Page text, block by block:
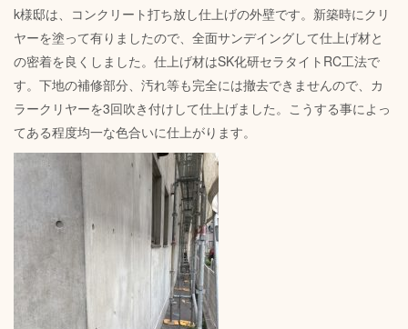
k様邸は、コンクリート打ち放し仕上げの外壁です。新築時にクリ
ヤーを塗って有りましたので、全面サンデイングして仕上げ材と
の密着を良くしました。仕上げ材はSK化研セラタイトRC工法で
す。下地の補修部分、汚れ等も完全には撤去できませんので、カ
ラークリヤーを3回吹き付けして仕上げました。こうする事によっ
てある程度均一な色合いに仕上がります。